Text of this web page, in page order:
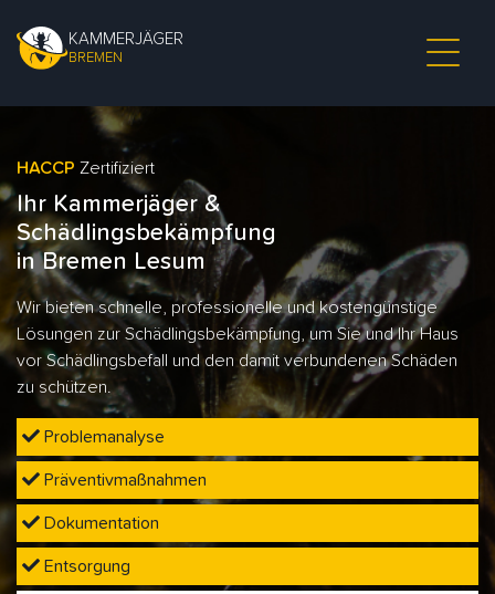
KAMMERJÄGER
BREMEN
HACCP Zertifiziert
Ihr Kammerjäger &
Schädlingsbekämpfung
in Bremen Lesum
Wir bieten schnelle, professionelle und kostengünstige
Lösungen zur Schädlingsbekämpfung, um Sie und Ihr Haus
vor Schädlingsbefall und den damit verbundenen Schäden
zu schützen.
Problemanalyse
Präventivmaßnahmen
Dokumentation
Entsorgung